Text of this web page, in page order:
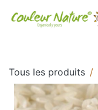
Tous les produits